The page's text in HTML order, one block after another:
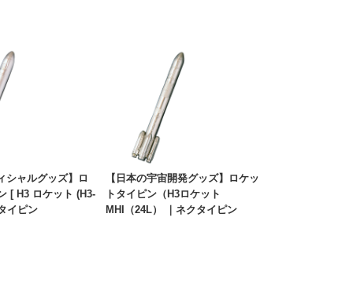
シャルグッズ】ロ
[ H3 ロケット (H3-
イピン
【日本の宇宙開発グッズ】ロケッ
トタイピン（H3ロケット
MHI（24L） ｜ネクタイピン